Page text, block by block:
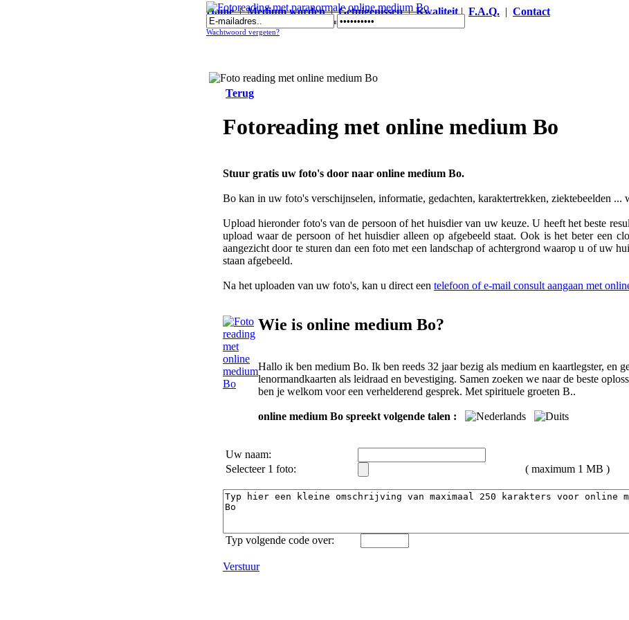
Home|Medium worden|Getuigenissen|Kwaliteit| F.A.Q. | Contact
Fotoreading met paranormale online medium Bo
Wachtwoord vergeten?
Terug
Fotoreading met online medium Bo
Stuur gratis uw foto's door naar online medium Bo.
Bo kan in uw foto's verschijnselen, informatie, gedachten, karaktertrekken, ziektebeelden ...
Upload hieronder foto's van de persoon of het huisdier van uw keuze. U heeft het beste
upload waar de persoon of het huisdier alleen op afgebeeld staat. Ook is het beter een
aangezicht door te sturen dan een foto met een landschap of achtergrond waarop u of uw
staan afgebeeld.
Na het uploaden van uw foto's, kan u direct een telefoon of e-mail consult aangaan met
Wie is online medium Bo?
Hallo ik ben medium Bo. Ik ben reeds 32 jaar bezig als medium en kaartlegster, en
lenormandkaarten als leidraad en bevestiging. Samen zoeken we naar de beste
ben je welkom voor een verhelderend gesprek. Met spirituele groeten B..
online medium Bo spreekt volgende talen :
Uw naam:
Selecteer 1 foto:
( maximum 1 MB )
Typ volgende code over:
Verstuur